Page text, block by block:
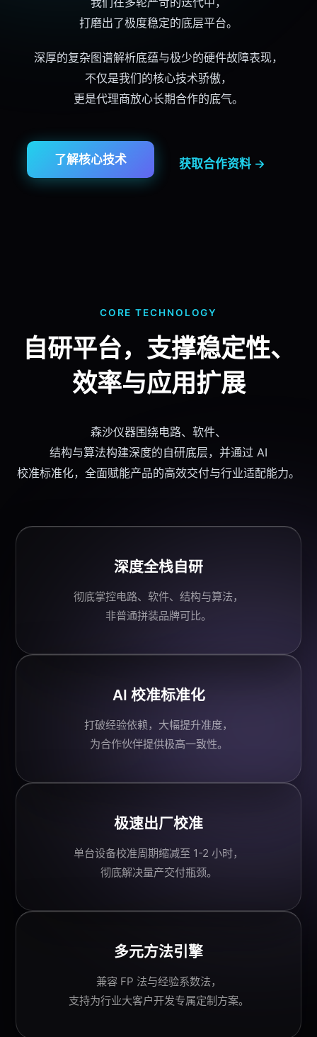
打磨出了极度稳定的底层平台。
深厚的复杂图谱解析底蕴与极少的硬件故障表现，
不仅是我们的核心技术骄傲，
更是代理商放心长期合作的底气。
了解核心技术 获取合作资料 →
CORE TECHNOLOGY
自研平台，支撑稳定性、
效率与应用扩展
森沙仪器围绕电路、软件、
结构与算法构建深度的自研底层，并通过 AI
校准标准化，全面赋能产品的高效交付与行业适配能力。
深度全栈自研
彻底掌控电路、软件、结构与算法，
非普通拼装品牌可比。
AI 校准标准化
打破经验依赖，大幅提升准度，
为合作伙伴提供极高一致性。
极速出厂校准
单台设备校准周期缩减至 1-2 小时，
彻底解决量产交付瓶颈。
多元方法引擎
兼容 FP 法与经验系数法，
支持为行业大客户开发专属定制方案。